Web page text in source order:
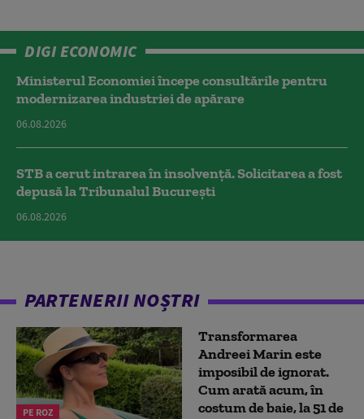
DIGI ECONOMIC
Ministerul Economiei începe consultările pentru
modernizarea industriei de apărare
06.08.2026
STB a cerut intrarea în insolvență. Solicitarea a fost
depusă la Tribunalul București
06.08.2026
PARTENERII NOȘTRI
PE ROZ
Transformarea
Andreei Marin este
imposibil de ignorat.
Cum arată acum, în
costum de baie, la 51 de